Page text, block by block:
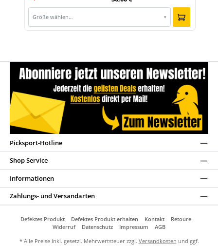
Größe wählen… ▾
Picksport-Hotline
Shop Service
Informationen
Zahlungs- und Versandarten
Defektes Produkt Defektes Produkt erhalten Kontakt
Retoure
Widerruf
Datenschutz Impressum
AGB
* Alle Preise inkl. gesetzl. Mehrwertsteuer zzgl. Versandkosten und ggf.